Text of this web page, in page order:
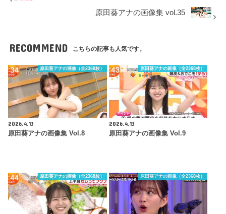
原田葵アナの画像集 vol.35
RECOMMEND こちらの記事も人気です。
原田葵アナの画像（全2368枚）
2026.4.13
原田葵アナの画像集 Vol.8
原田葵アナの画像（全2368枚）
2026.4.13
原田葵アナの画像集 Vol.9
原田葵アナの画像（全2368枚） 原田葵アナの画像（全2368枚）